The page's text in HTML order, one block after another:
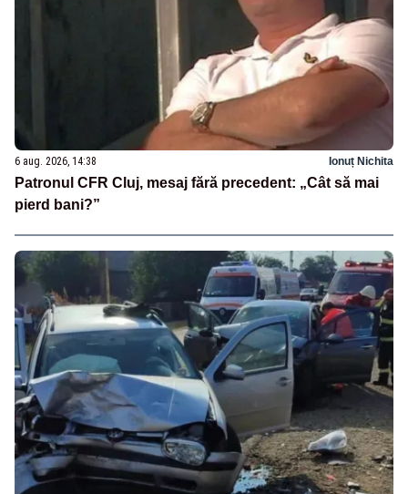
6 aug. 2026, 14:38 Ionuț Nichita
Patronul CFR Cluj, mesaj fără precedent: „Cât să mai
pierd bani?”